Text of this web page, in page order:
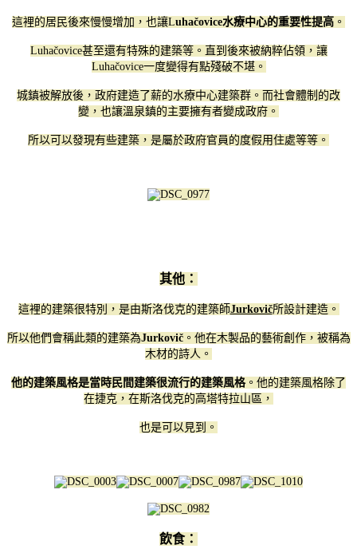
這裡的居民後來慢慢增加，也讓Luhačovice水療中心的重要性提高 。
Luhačovice甚至還有特殊的建築等。直到後來被納粹佔領，讓
Luhačovice一度變得有點殘破不堪。
城鎮被解放後，政府建造了薪的水療中心建築群。而社會體制的改
變，也讓溫泉鎮的主要擁有者變成政府。
所以可以發現有些建築，是屬於政府官員的度假用住處等等。
其他：
這裡的建築很特別，是由斯洛伐克的建築師Jurkovič所設計建造。
所以他們會稱此類的建築為Jurkovič。他在木製品的藝術創作，被稱為
木材的詩人。
他的建築風格是當時民間建築很流行的建築風格。他的建築風格除了
在捷克，在斯洛伐克的高塔特拉山區，
也是可以見到。
飲食：